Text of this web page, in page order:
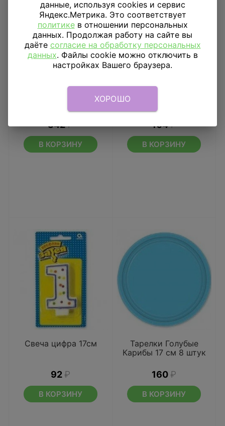
Гирлянда-буквы С ДР
Смешарики, 220 см
342₽
В КОРЗИНУ
Спираль 13см 12шт
104₽
В КОРЗИНУ
Свеча цифра 17см
92 ₽
В КОРЗИНУ
Тарелки Голубые
Карибы 17 см 8 штук
160 ₽
В КОРЗИНУ
данные, используя cookies и сервис
Яндекс.Метрика. Это соответствует
политикев отношении персональных
данных. Продолжая работу на сайте вы
даёте согласие на обработку персональных
данных. Файлы cookie можно отключить в
настройках Вашего браузера.
ХОРОШО